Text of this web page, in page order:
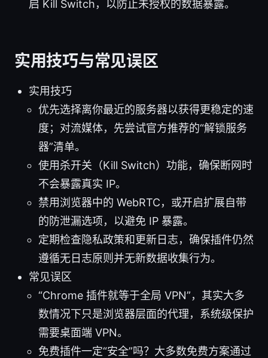
启 Kill Switch，以防止未授权的数据暴露。
实用技巧与常见误区
实用技巧
优先选择离你最近的服务器以获得更稳定的速
度；对流媒体，先尝试官方推荐的“解锁服务
器”清单。
使用杀开关（Kill Switch）功能，确保断网时
不会暴露真实 IP。
禁用浏览器中的 WebRTC，或开启扩展自带
的防泄漏选项，以避免 IP 暴露。
定期检查隐私政策和更新日志，确保插件仍然
遵循无日志原则并无新数据收集行为。
常见误区
“Chrome 插件就等于全局 VPN”，其实大多
数情况下只是浏览器层面的代理，系统级保护
需要桌面端 VPN。
免费插件一定“安全”吗？大多数免费方案通过